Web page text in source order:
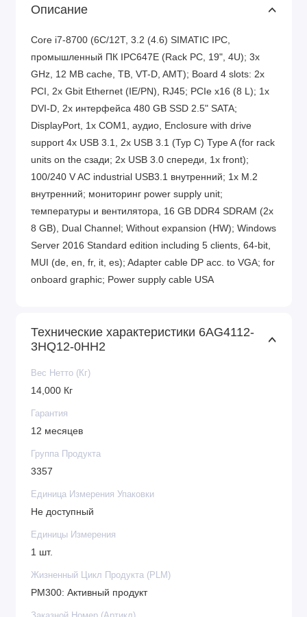
Описание
Core i7-8700 (6C/12T, 3.2 (4.6) SIMATIC IPC,
промышленный ПК IPC647E (Rack PC, 19", 4U); 3x
GHz, 12 MB cache, TB, VT-D, AMT); Board 4 slots: 2x
PCI, 2x Gbit Ethernet (IE/PN), RJ45; PCIe x16 (8 L); 1x
DVI-D, 2x интерфейса 480 GB SSD 2.5" SATA;
DisplayPort, 1x COM1, аудио, Enclosure with drive
support 4x USB 3.1, 2x USB 3.1 (Typ C) Type A (for rack
units on the сзади; 2x USB 3.0 спереди, 1x front);
100/240 V AC industrial USB3.1 внутренний; 1x M.2
внутренний; мониторинг power supply unit;
температуры и вентилятора, 16 GB DDR4 SDRAM (2x
8 GB), Dual Channel; Without expansion (HW); Windows
Server 2016 Standard edition including 5 clients, 64-bit,
MUI (de, en, fr, it, es); Adapter cable DP acc. to VGA; for
onboard graphic; Power supply cable USA
Технические характеристики 6AG4112-
3HQ12-0HH2
Вес Нетто (Кг)
14,000 Кг
Гарантия
12 месяцев
Группа Продукта
3357
Единица Измерения Упаковки
Не доступный
Единицы Измерения
1 шт.
Жизненный Цикл Продукта (PLM)
PM300: Активный продукт